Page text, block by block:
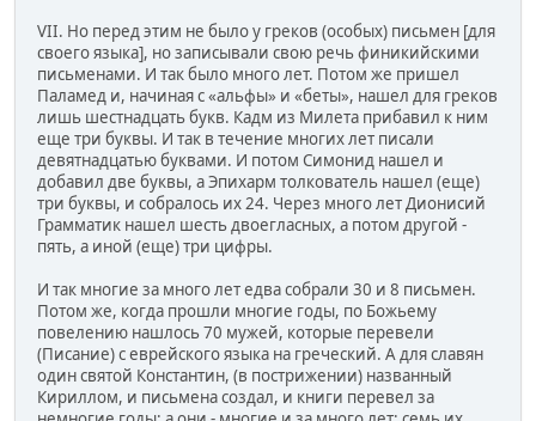
VII. Но перед этим не было у греков (особых) письмен [для
своего языка], но записывали свою речь финикийскими
письменами. И так было много лет. Потом же пришел
Паламед и, начиная с «альфы» и «беты», нашел для греков
лишь шестнадцать букв. Кадм из Милета прибавил к ним
еще три буквы. И так в течение многих лет писали
девятнадцатью буквами. И потом Симонид нашел и
добавил две буквы, а Эпихарм толкователь нашел (еще)
три буквы, и собралось их 24. Через много лет Дионисий
Грамматик нашел шесть двоегласных, а потом другой -
пять, а иной (еще) три цифры.
И так многие за много лет едва собрали 30 и 8 письмен.
Потом же, когда прошли многие годы, по Божьему
повелению нашлось 70 мужей, которые перевели
(Писание) с еврейского языка на греческий. А для славян
один святой Константин, (в пострижении) названный
Кириллом, и письмена создал, и книги перевел за